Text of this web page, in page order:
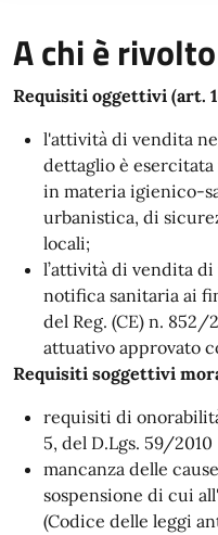
A chi è rivolto
Requisiti oggettivi (art.
l'attività di vendita
dettaglio è
in materia igienico-
urbanistica, di
locali;
l’attività di vendita
notifica sanitaria ai
del Reg. (CE) n.
attuativo approvato
Requisiti soggettivi
requisiti di
5, del D.Lgs. 59/2010
mancanza delle
sospensione di cui
(Codice delle leggi